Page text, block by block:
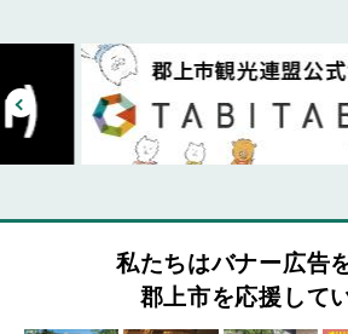
私たちはバナー広告
郡上市を応援して